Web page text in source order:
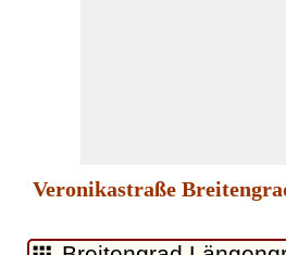
Veronikastraße